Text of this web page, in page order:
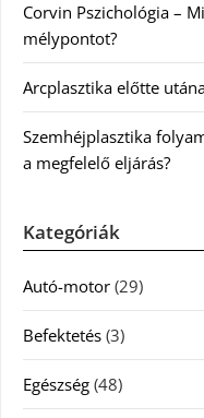
Corvin Pszichológia –
mélypontot?
Arcplasztika előtte
Szemhéjplasztika
a megfelelő eljárás?
Kategóriák
Autó-motor (29)
Befektetés (3)
Egészség (48)